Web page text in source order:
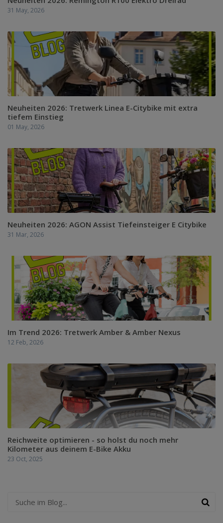
31 May, 2026
Neuheiten 2026: Tretwerk Linea E-Citybike mit extra
tiefem Einstieg
01 May, 2026
Neuheiten 2026: AGON Assist Tiefeinsteiger E Citybike
31 Mar, 2026
Im Trend 2026: Tretwerk Amber & Amber Nexus
12 Feb, 2026
Reichweite optimieren - so holst du noch mehr
Kilometer aus deinem E-Bike Akku
23 Oct, 2025